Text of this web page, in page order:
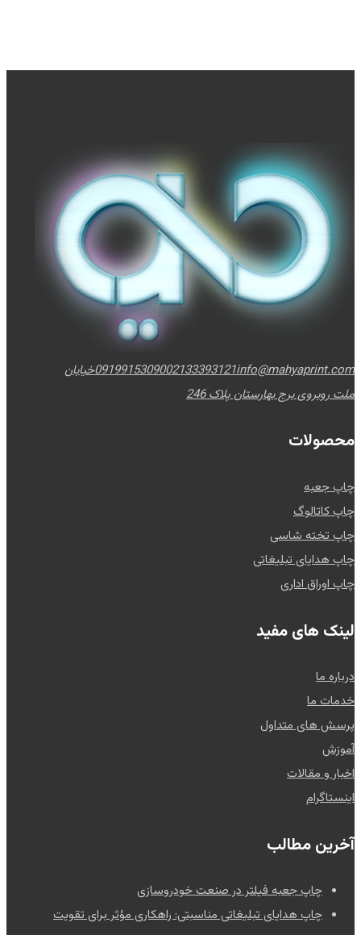
0919915309002133393121info@mahyaprint.com
خیابان
ملت روبروی برج بهارستان پلاک 246
محصولات
چاپ جعبه
چاپ کاتالوگ
چاپ تخته شاسی
چاپ هدایای تبلیغاتی
چاپ اوراق اداری
لینک های مفید
درباره ما
خدمات ما
پرسش های متداول
آموزش
اخبار و مقالات
اینستاگرام
آخرین مطالب
چاپ جعبه فیلتر در صنعت خودروسازی
چاپ هدایای تبلیغاتی مناسبتی: راهکاری مؤثر برای تقویت